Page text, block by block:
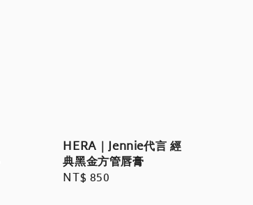
HERA｜Jennie代言 經
典黑金方管唇膏
Regular
NT$ 850